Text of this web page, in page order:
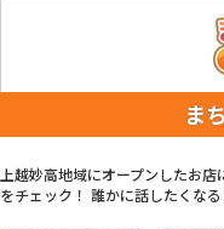
ま
上越妙高地域にオープンしたお
をチェック！ 誰かに話したくな